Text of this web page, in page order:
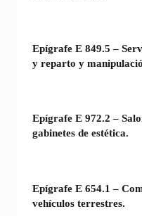
Epígrafe E 849.5 –
y reparto y
Epígrafe E 972.2 –
gabinetes de estética.
Epígrafe E 654.1 –
vehículos terrestres.